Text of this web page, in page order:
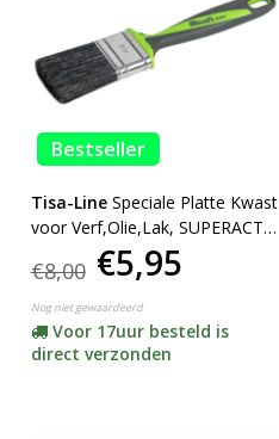
Bestseller
Tisa-Line Speciale Platte Kwast
voor Verf,Olie,Lak, SUPERACTIE
€8,00 €5,95
Nog niet gewaardeerd
Voor 17uur besteld is
direct verzonden